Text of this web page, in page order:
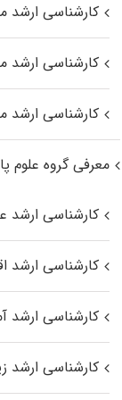
کارشناسی ارشد
کارشناسی ارشد
کارشناسی
معرفی گروه علوم
کارشناسی ارشد
کارشناسی ارشد
کارشناسی ارشد
کارشناسی